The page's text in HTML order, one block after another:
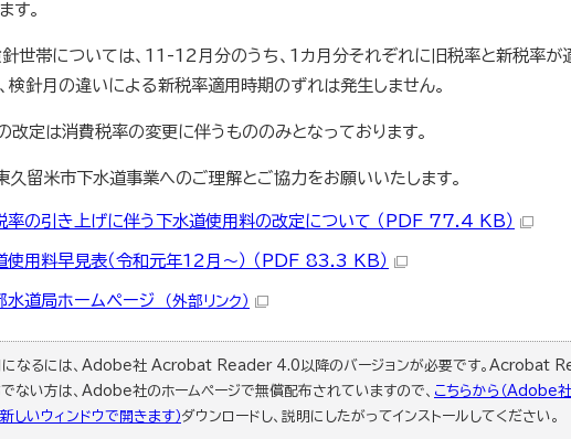
す。
世帯については、11-12月分のうち、1カ月分それぞれに旧税率と新税率が
検針月の違いによる新税率適用時期のずれは発生しません。
改定は消費税率の変更に伴うもののみとなっております。
久留米市下水道事業へのご理解とご協力をお願いいたします。
率の引き上げに伴う下水道使用料の改定について （PDF 77.4 KB）
使用料早見表（令和元年12月～） （PDF 83.3 KB）
水道局ホームページ （外部リンク）
になるには、Adobe社 Acrobat Reader 4.0以降のバージョンが必要です。Acrobat
ない方は、Adobe社のホームページで無償配布されていますので、 こちらから（Adobe
しいウィンドウで開きます）ダウンロードし、説明にしたがってインストールしてください。